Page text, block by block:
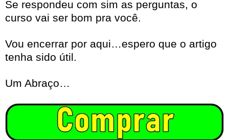
Se respondeu com sim as perguntas, o
curso vai ser bom pra você.
Vou encerrar por aqui…espero que o artigo
tenha sido útil.
Um Abraço…